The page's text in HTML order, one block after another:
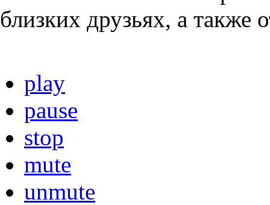
близких друзьях, а также
play
pause
stop
mute
unmute